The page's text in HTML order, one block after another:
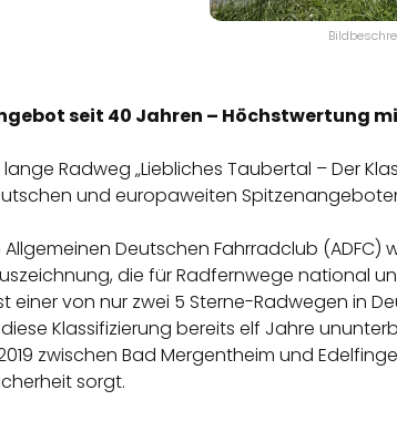
seit 40 Jahren – Höchstwertung
lange Radweg „Liebliches Taubertal – Der
und europaweiten
Deutschen Fahrradclub (ADFC)
die für Radfernwege national
einer von nur zwei 5 Sterne-Radwegen in
Klassifizierung bereits elf Jahre
zwischen Bad Mergentheim und
sorgt.